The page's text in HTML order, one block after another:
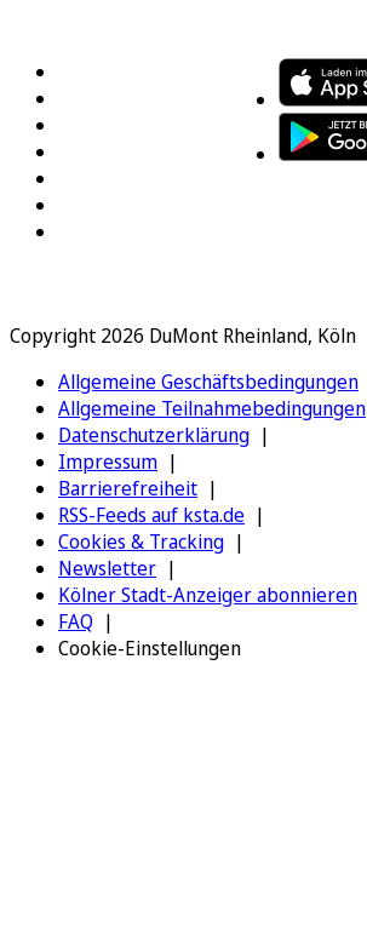
Copyright 2026 DuMont Rheinland, Köln
Allgemeine Geschäftsbedingungen
Allgemeine Teilnahmebedingungen
Datenschutzerklärung
Impressum
Barrierefreiheit
RSS-Feeds auf ksta.de
Cookies & Tracking
Newsletter
Kölner Stadt-Anzeiger abonnieren
FAQ
Cookie-Einstellungen